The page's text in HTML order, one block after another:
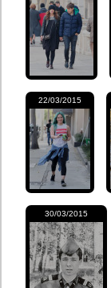
22/03/2015
30/03/2015